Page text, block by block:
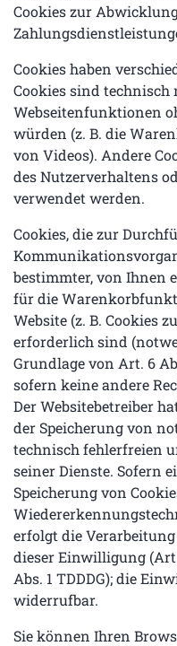
Cookies zur
Cookies haben
Cookies sind
Webseitenfunktionen
würden (z. B. die
von Videos). Andere
des Nutzerverhaltens
verwendet werden.
Cookies, die zur
bestimmter, von Ihnen
für die
Website (z. B. Cookies
erforderlich sind
Grundlage von Art. 6
sofern keine andere
Der Websitebetreiber
der Speicherung von
technisch fehlerfreien
seiner Dienste. Sofern
Speicherung von
erfolgt die
dieser Einwilligung (Art.
Abs. 1 TDDDG); die
widerrufbar.
Sie können Ihren